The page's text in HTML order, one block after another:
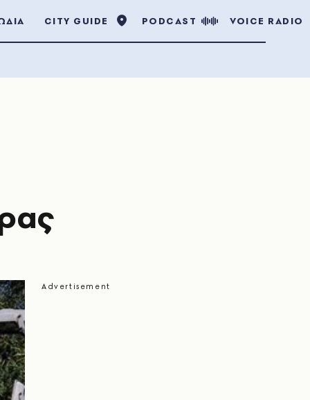
CITY GUIDE PODCAST VOICE RADIO